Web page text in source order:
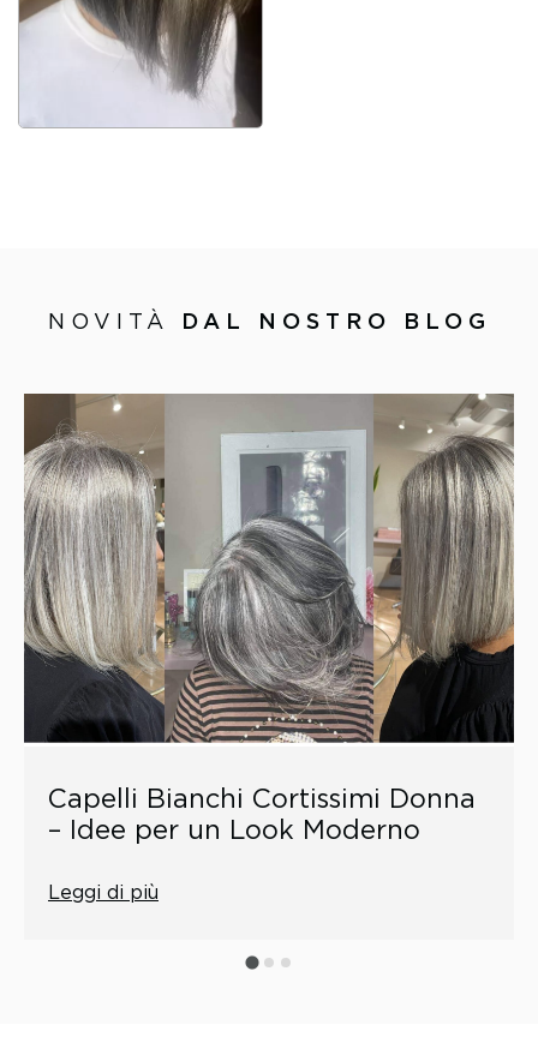
NOVITÀ DAL NOSTRO BLOG
Capelli Bianchi Cortissimi Donna
– Idee per un Look Moderno
Leggi di più